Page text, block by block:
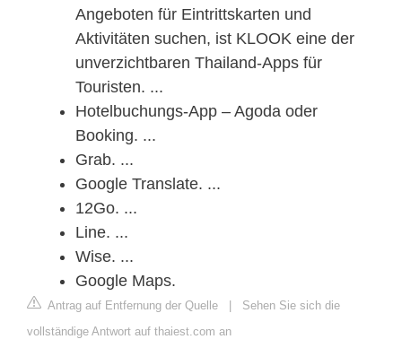
Angeboten für Eintrittskarten und
Aktivitäten suchen, ist KLOOK eine der
unverzichtbaren Thailand-Apps für
Touristen. ...
Hotelbuchungs-App – Agoda oder
Booking. ...
Grab. ...
Google Translate. ...
12Go. ...
Line. ...
Wise. ...
Google Maps.
Antrag auf Entfernung der Quelle | Sehen Sie sich die
vollständige Antwort auf thaiest.com an